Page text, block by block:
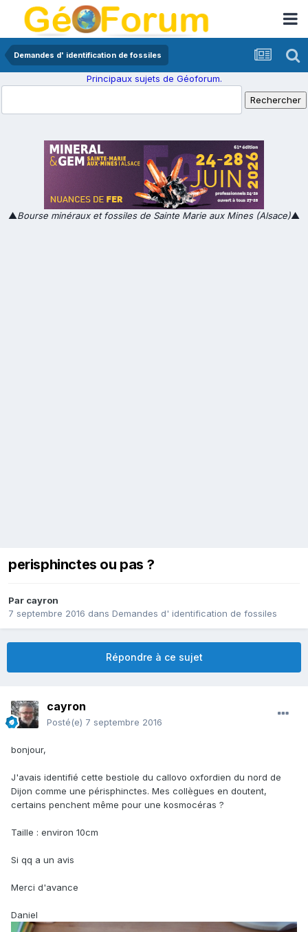
Demandes d' identification de fossiles
Principaux sujets de Géoforum.
▲Bourse minéraux et fossiles de Sainte Marie aux Mines (Alsace)▲
perisphinctes ou pas ?
Par cayron
7 septembre 2016 dans Demandes d' identification de fossiles
Répondre à ce sujet
cayron
Posté(e) 7 septembre 2016
bonjour,
J'avais identifié cette bestiole du callovo oxfordien du nord de
Dijon comme une périsphinctes. Mes collègues en doutent,
certains penchent même pour une kosmocéras ?
Taille : environ 10cm
Si qq a un avis
Merci d'avance
Daniel